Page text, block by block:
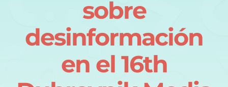
sobre
desinformación
en el 16th